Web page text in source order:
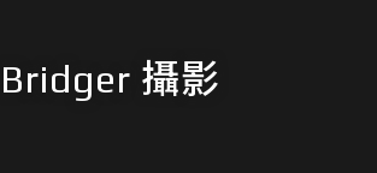
攝影